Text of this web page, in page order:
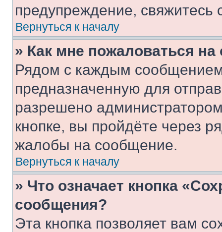
предупреждение,
Вернуться к началу
» Как мне пожаловаться
Рядом с каждым сообщением
предназначенную для
разрешено
кнопке, вы пройдёте через
жалобы на сообщение.
Вернуться к началу
» Что означает кнопка
сообщения?
Эта кнопка позволяет вам